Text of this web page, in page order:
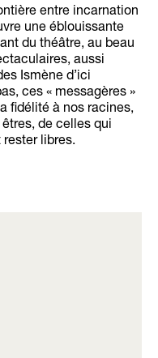
entre incarnation
une éblouissante
du théâtre, au beau
aussi
Ismène d’ici
ces « messagères »
fidélité à nos racines,
de celles qui
libres.